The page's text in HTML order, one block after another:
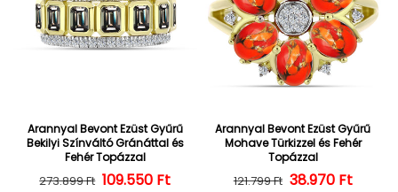
Arannyal Bevont Ezüst Gyűrű
Bekilyi Színváltó Gránáttal és
Fehér Topázzal
Normál ár
273.899 Ft Kedvezményes ár
109.550 Ft
Arannyal Bevont Ezüst Gyűrű
Mohave Türkizzel és Fehér
Topázzal
Normál ár
121.799 Ft 38.970 Ft